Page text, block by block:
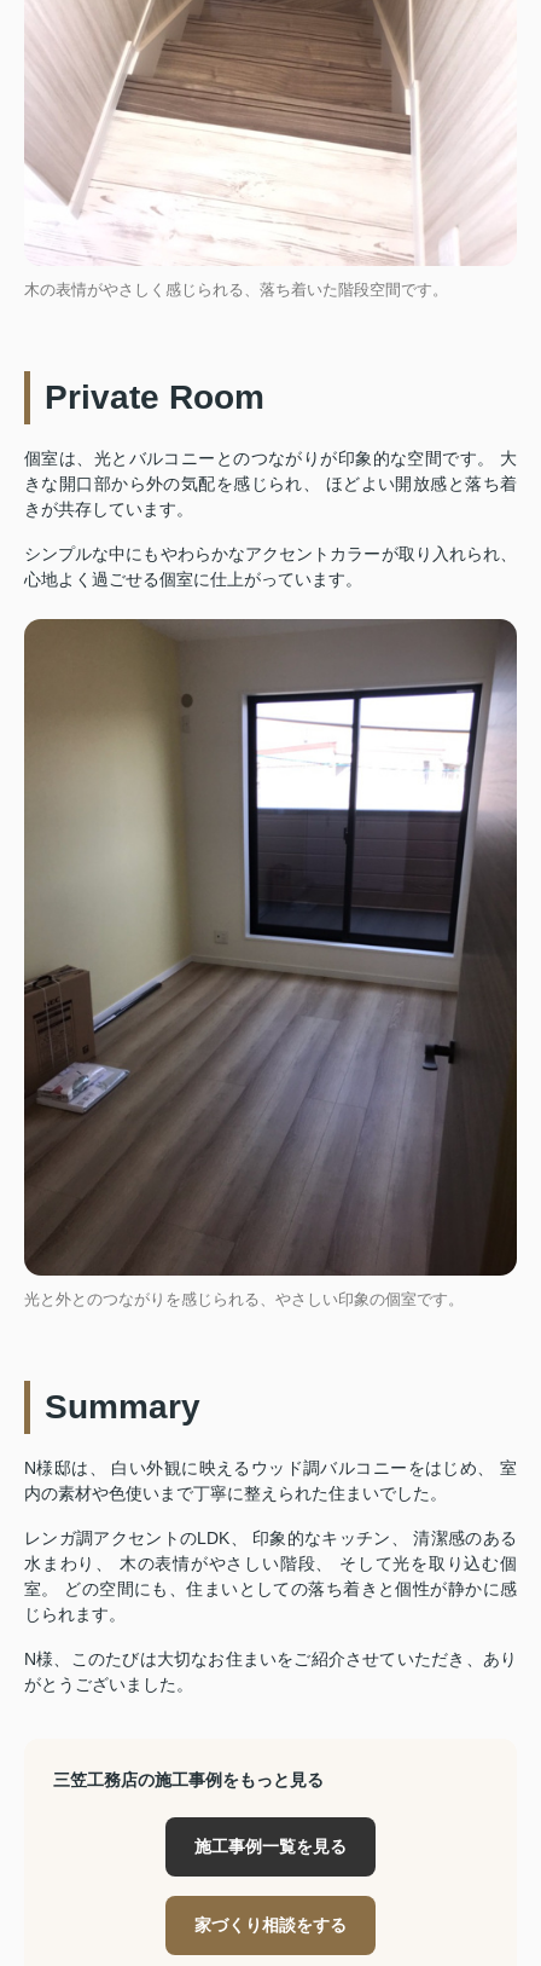
木の表情がやさしく感じられる、落ち着いた階段空間です。
Private Room
個室は、光とバルコニーとのつながりが印象的な空間です。 大
きな開口部から外の気配を感じられ、 ほどよい開放感と落ち着
きが共存しています。
シンプルな中にもやわらかなアクセントカラーが取り入れられ、
心地よく過ごせる個室に仕上がっています。
光と外とのつながりを感じられる、やさしい印象の個室です。
Summary
N様邸は、 白い外観に映えるウッド調バルコニーをはじめ、 室
内の素材や色使いまで丁寧に整えられた住まいでした。
レンガ調アクセントのLDK、 印象的なキッチン、 清潔感のある
水まわり、 木の表情がやさしい階段、 そして光を取り込む個
室。 どの空間にも、住まいとしての落ち着きと個性が静かに感
じられます。
N様、このたびは大切なお住まいをご紹介させていただき、あり
がとうございました。
三笠工務店の施工事例をもっと見る
施工事例一覧を見る
家づくり相談をする